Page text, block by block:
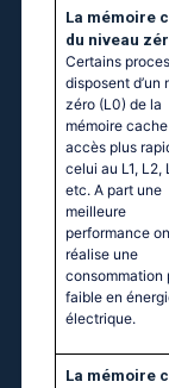
La mémoire
du niveau
Certains
disposent d’un
zéro (L0) de la
mémoire
accès plus
celui au L1, L2,
etc. A part une
meilleure
performance on
réalise une
consommation
faible en
électrique.
La mémoire